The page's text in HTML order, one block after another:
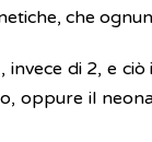
che
di 2, e
oppure il